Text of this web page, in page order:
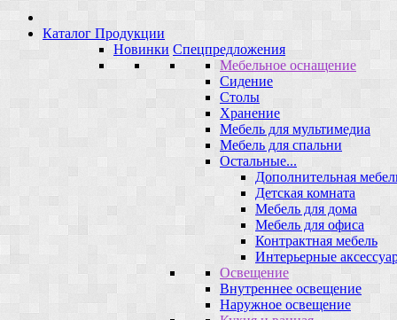
Каталог Продукции
Новинки Спецпредложения
Мебельное оснащение
Сидение
Столы
Хранение
Мебель для мультимедиа
Мебель для спальни
Остальные...
Дополнительная
Детская комната
Мебель для дома
Мебель для офиса
Контрактная мебель
Интерьерные
Освещение
Внутреннее освещение
Наружное освещение